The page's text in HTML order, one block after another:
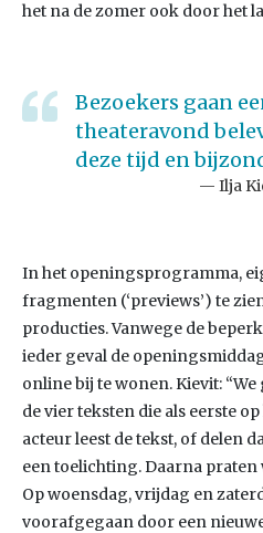
het na de zomer ook door het
Bezoekers gaan
theateravond
deze tijd en
Ilja
In het openingsprogramma,
fragmenten (‘previews’) te
producties. Vanwege de
ieder geval de
online bij te wonen. Kievit:
de vier teksten die als eerste
acteur leest de tekst, of delen
een toelichting. Daarna praten
Op woensdag, vrijdag en
voorafgegaan door een